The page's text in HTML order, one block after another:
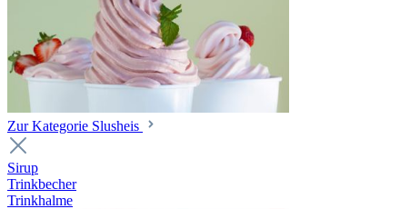
Zur Kategorie Slusheis
Sirup
Trinkbecher
Trinkhalme